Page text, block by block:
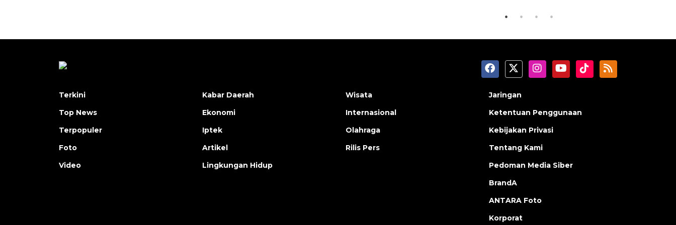
Terkini
Top News
Terpopuler
Foto
Video
Kabar Daerah
Ekonomi
Iptek
Artikel
Lingkungan Hidup
Wisata
Internasional
Olahraga
Rilis Pers
Jaringan
Ketentuan Penggunaan
Kebijakan Privasi
Tentang Kami
Pedoman Media Siber
BrandA
ANTARA Foto
Korporat